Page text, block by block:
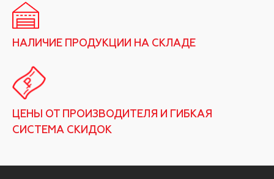
НАЛИЧИЕ ПРОДУКЦИИ НА СКЛАДЕ
ЦЕНЫ ОТ ПРОИЗВОДИТЕЛЯ И ГИБКАЯ
СИСТЕМА СКИДОК